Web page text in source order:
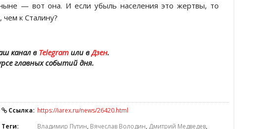
— вот она. И если убыль населения это жертвы, то
к Сталину?
канал в Telegramили вДзен.
главных событий дня.
Ссылка: https://iarex.ru/news/26420.html
Теги: Владимир Путин, Вячеслав Володин, Дмитрий Медведев,